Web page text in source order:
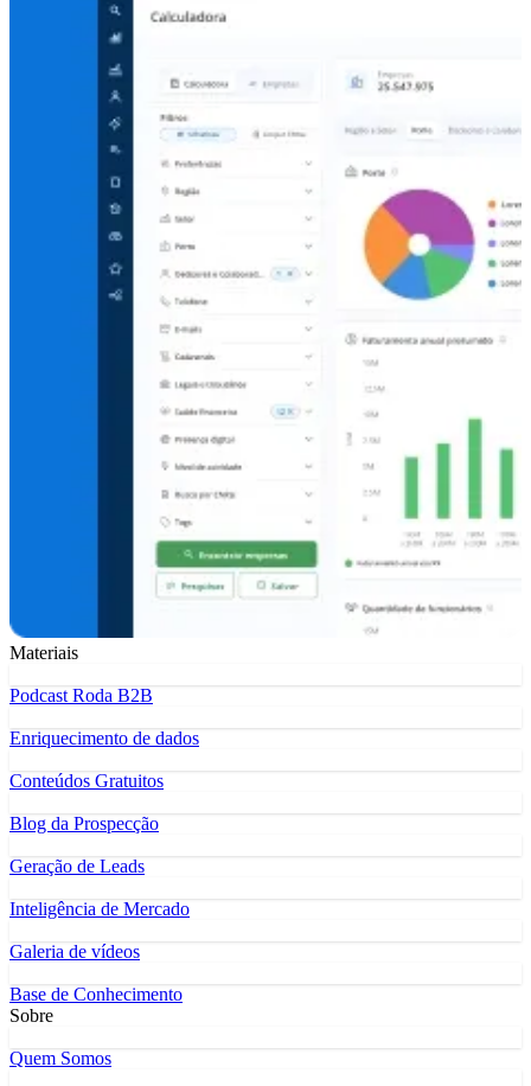
Materiais
Podcast Roda B2B
Enriquecimento de dados
Conteúdos Gratuitos
Blog da Prospecção
Geração de Leads
Inteligência de Mercado
Galeria de vídeos
Base de Conhecimento
Sobre
Quem Somos